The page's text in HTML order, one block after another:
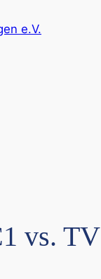
e.V.
vs.